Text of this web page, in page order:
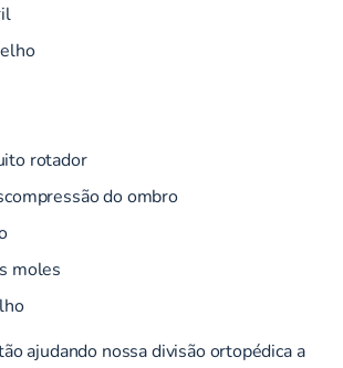
rotador
do ombro
moles
ajudando nossa divisão ortopédica a